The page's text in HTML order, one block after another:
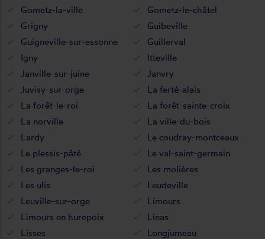
Gometz-la-ville
Gometz-le-châtel
Grigny
Guibeville
Guigneville-sur-essonne
Guillerval
Igny
Itteville
Janville-sur-juine
Janvry
Juvisy-sur-orge
La ferté-alais
La forêt-le-roi
La forêt-sainte-croix
La norville
La ville-du-bois
Lardy
Le coudray-montceaux
Le plessis-pâté
Le val-saint-germain
Les granges-le-roi
Les molières
Les ulis
Leudeville
Leuville-sur-orge
Limours
Limours en hurepoix
Linas
Lisses
Longjumeau